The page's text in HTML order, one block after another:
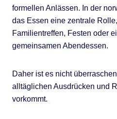
formellen Anlässen. In der
das Essen eine zentrale
Familientreffen, Festen oder
gemeinsamen Abendessen.
Daher ist es nicht
alltäglichen Ausdrücken und
vorkommt.